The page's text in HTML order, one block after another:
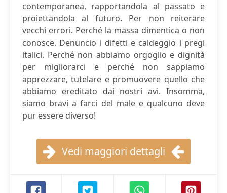
contemporanea, rapportandola al passato e
proiettandola al futuro. Per non reiterare
vecchi errori. Perché la massa dimentica o non
conosce. Denuncio i difetti e caldeggio i pregi
italici. Perché non abbiamo orgoglio e dignità
per migliorarci e perché non sappiamo
apprezzare, tutelare e promuovere quello che
abbiamo ereditato dai nostri avi. Insomma,
siamo bravi a farci del male e qualcuno deve
pur essere diverso!
Vedi maggiori dettagli